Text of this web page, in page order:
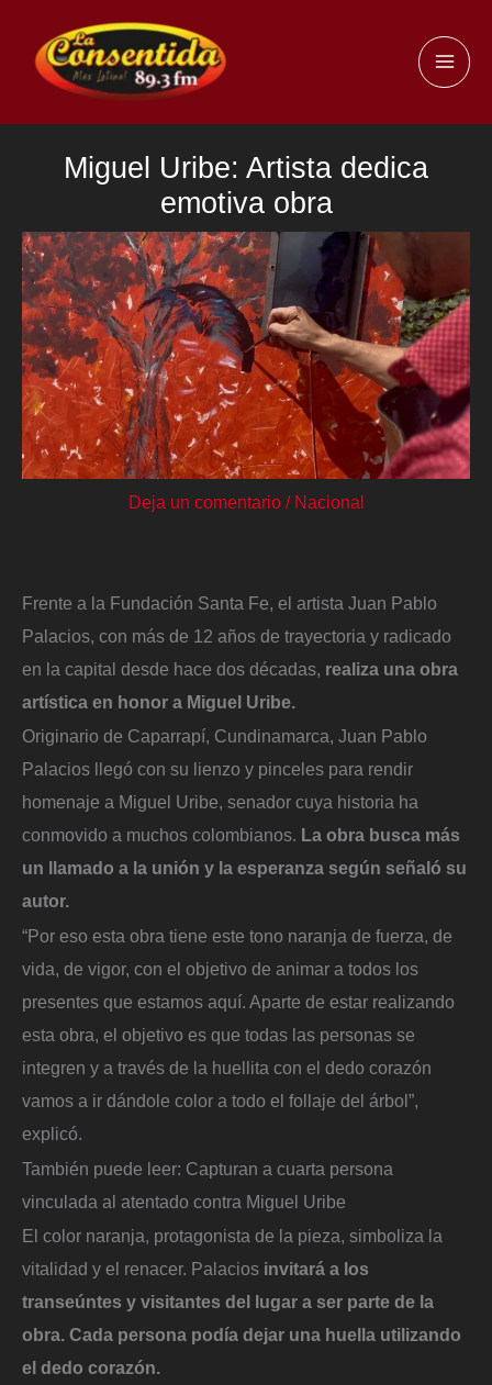
contenido
Miguel Uribe: Artista dedica
emotiva obra
Deja un comentario / Nacional
Frente a la Fundación Santa Fe, el artista Juan Pablo
Palacios, con más de 12 años de trayectoria y radicado
en la capital desde hace dos décadas, realiza una obra
artística en honor a Miguel Uribe.
Originario de Caparrapí, Cundinamarca, Juan Pablo
Palacios llegó con su lienzo y pinceles para rendir
homenaje a Miguel Uribe, senador cuya historia ha
conmovido a muchos colombianos. La obra busca más
un llamado a la unión y la esperanza según señaló su
autor.
“Por eso esta obra tiene este tono naranja de fuerza, de
vida, de vigor, con el objetivo de animar a todos los
presentes que estamos aquí. Aparte de estar realizando
esta obra, el objetivo es que todas las personas se
integren y a través de la huellita con el dedo corazón
vamos a ir dándole color a todo el follaje del árbol”,
explicó.
También puede leer: Capturan a cuarta persona
vinculada al atentado contra Miguel Uribe
El color naranja, protagonista de la pieza, simboliza la
vitalidad y el renacer. Palacios invitará a los
transeúntes y visitantes del lugar a ser parte de la
obra. Cada persona podía dejar una huella utilizando
el dedo corazón.